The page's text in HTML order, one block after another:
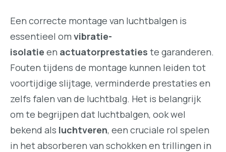
Een correcte montage van luchtbalgen is
essentieel om vibratie-
isolatie en actuatorprestaties te garanderen.
Fouten tijdens de montage kunnen leiden tot
voortijdige slijtage, verminderde prestaties en
zelfs falen van de luchtbalg. Het is belangrijk
om te begrijpen dat luchtbalgen, ook wel
bekend als luchtveren, een cruciale rol spelen
in het absorberen van schokken en trillingen in